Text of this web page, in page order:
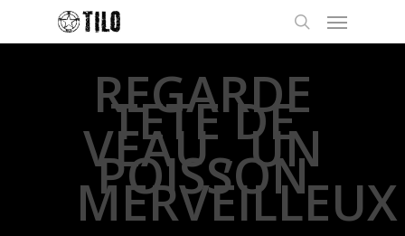
REGARDE
TETE DE
VEAU , UN
POISSON
MERVEILLEUX